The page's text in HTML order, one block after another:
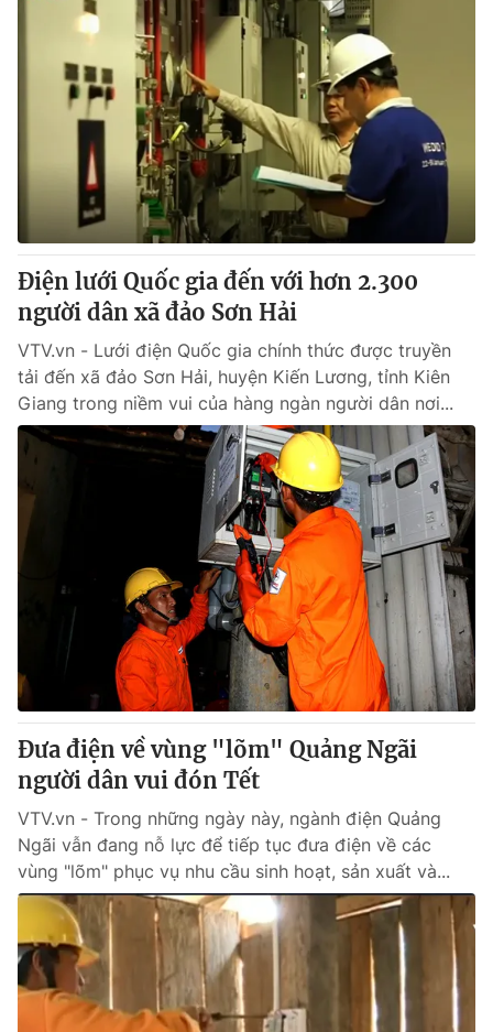
Điện lưới Quốc gia đến với hơn 2.300
người dân xã đảo Sơn Hải
VTV.vn - Lưới điện Quốc gia chính thức được truyền
tải đến xã đảo Sơn Hải, huyện Kiến Lương, tỉnh Kiên
Giang trong niềm vui của hàng ngàn người dân nơi...
Đưa điện về vùng "lõm" Quảng Ngãi
người dân vui đón Tết
VTV.vn - Trong những ngày này, ngành điện Quảng
Ngãi vẫn đang nỗ lực để tiếp tục đưa điện về các
vùng "lõm" phục vụ nhu cầu sinh hoạt, sản xuất và...